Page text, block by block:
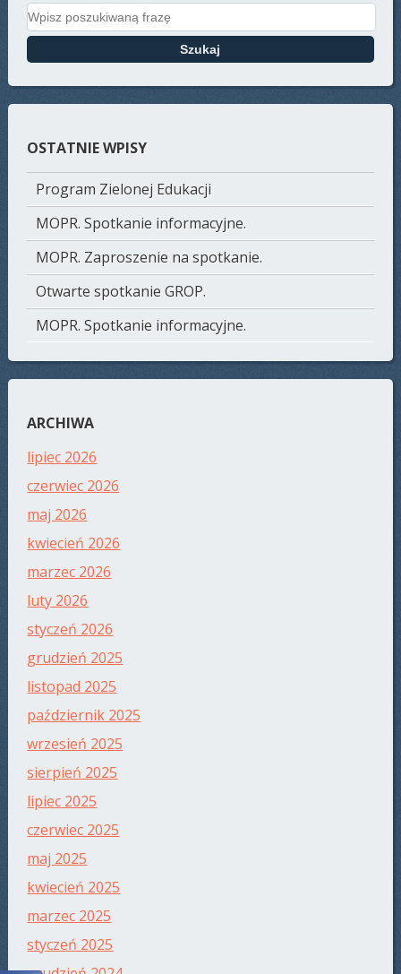
Search for:
OSTATNIE WPISY
Program Zielonej Edukacji
MOPR. Spotkanie informacyjne.
MOPR. Zaproszenie na spotkanie.
Otwarte spotkanie GROP.
MOPR. Spotkanie informacyjne.
ARCHIWA
lipiec 2026
czerwiec 2026
maj 2026
kwiecień 2026
marzec 2026
luty 2026
styczeń 2026
grudzień 2025
listopad 2025
październik 2025
wrzesień 2025
sierpień 2025
lipiec 2025
czerwiec 2025
maj 2025
kwiecień 2025
marzec 2025
styczeń 2025